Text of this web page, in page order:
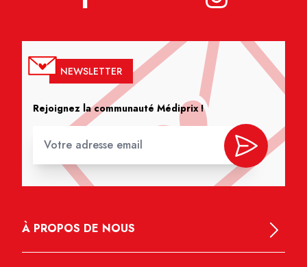
NEWSLETTER
Rejoignez la communauté Médiprix !
À PROPOS DE NOUS